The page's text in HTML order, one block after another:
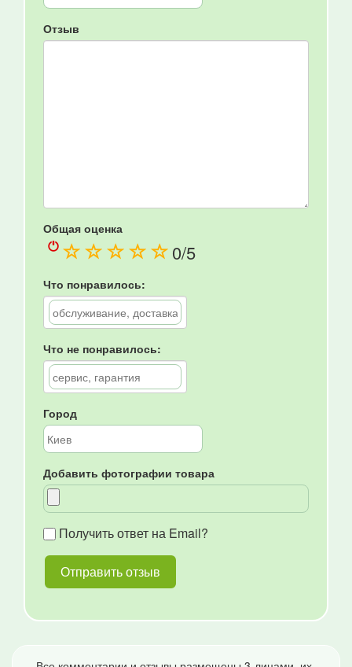
Отзыв
Общая оценка
(
(
(
(
(
0/5
Что понравилось:
Что не понравилось:
Город
Добавить фотографии товара
Получить ответ на Email?